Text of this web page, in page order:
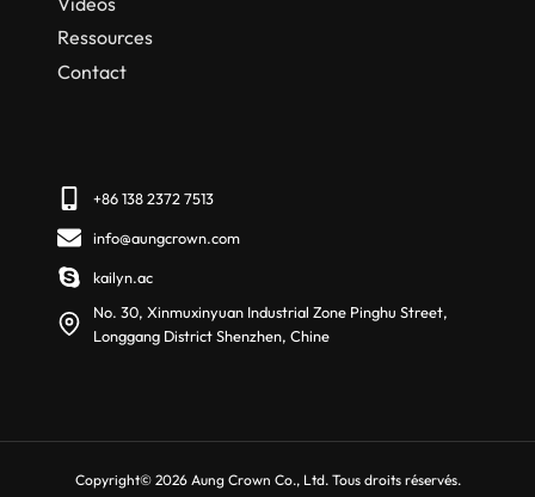
Ressources
Contact
+86 138 2372 7513
info@aungcrown.com
kailyn.ac
No. 30, Xinmuxinyuan Industrial Zone Pinghu Street,
Longgang District Shenzhen, Chine
Copyright© 2026 Aung Crown Co., Ltd. Tous droits réservés.